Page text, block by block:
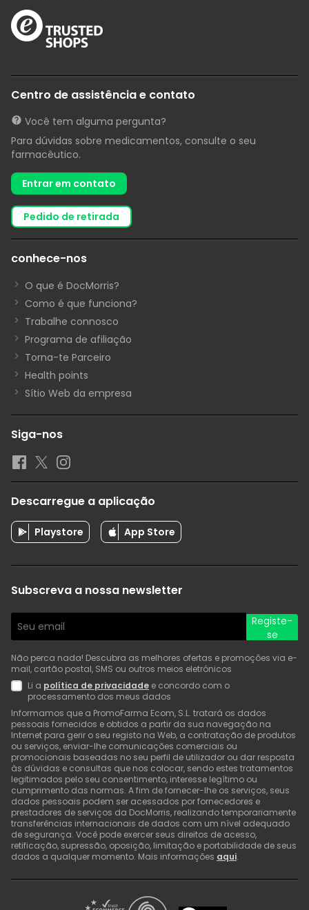
Centro de assistência e contato
Você tem alguma pergunta?
Para dúvidas sobre medicamentos, consulte o seu
farmacêutico.
Entrar em contato
pedido de retirada
conhece-nos
O que é DocMorris?
Como é que funciona?
Trabalhe connosco
Programa de afiliação
Torna-te Parceiro
Health points
Sítio Web da empresa
Siga-nos
Descarregue a aplicação
Playstore App Store
Subscreva a nossa newsletter
Registe-
se
Não perca nada! Descubra as melhores ofertas e promoções via e-
mail, cartão postal, SMS ou outros meios eletrónicos
Li a política de privacidade e concordo com o
processamento dos meus dados
Informamos que a PromoFarma Ecom, S.L. tratará os dados
pessoais fornecidos e obtidos a partir da sua navegação na
Internet para gerir o seu registo na Web, a contratação de produtos
ou serviços, enviar-lhe comunicações comerciais ou
promocionais baseadas no seu perfil de utilizador ou dar resposta
às dúvidas e consultas que nos colocar, sendo estes tratamentos
legitimados pelo seu consentimento, interesse legítimo ou
cumprimento das normas. A fim de fornecer-lhe os serviços, seus
dados pessoais podem ser acessados por fornecedores e
prestadores de serviços da DocMorris, realizando temporariamente
transferências internacionais de dados com um nível adequado
de segurança. Você pode exercer seus direitos de acesso,
retificação, supressão, oposição, limitação e portabilidade de seus
dados a qualquer momento. Mais informações aqui.